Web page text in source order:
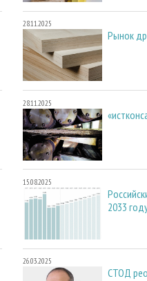
28.11.2025
Рынок
28.11.2025
15.08.2025
2033
26.03.2025
СТОД